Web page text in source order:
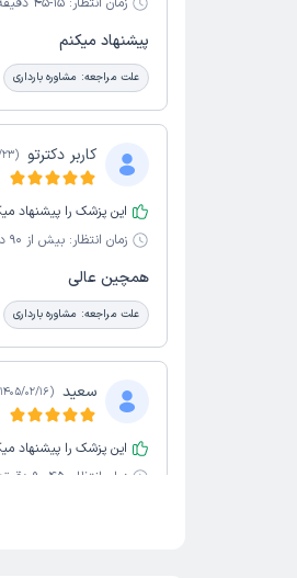
پیشنهاد میکنم
علت مراجعه: مشاوره بارداری
کاربر دکترتو (
23
این پزشک را پیشنهاد
زمان انتظار: بیش از 90 دقیقه
همچین عالی
علت مراجعه: مشاوره بارداری
سعید (
1405/02/16
این پزشک را پیشنهاد
زمان انتظار: 45-90 دقیقه
محیط مطب بسیار تمیز